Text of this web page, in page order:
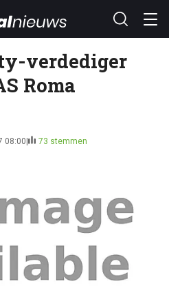
verdediger
Roma
08:00 73 stemmen